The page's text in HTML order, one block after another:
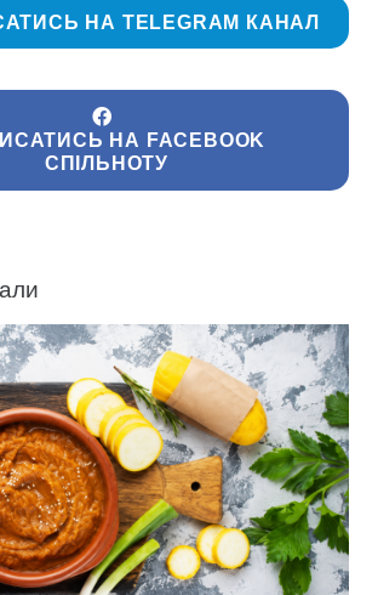
НА TELEGRAM КАНАЛ
НА FACEBOOK
СПІЛЬНОТУ